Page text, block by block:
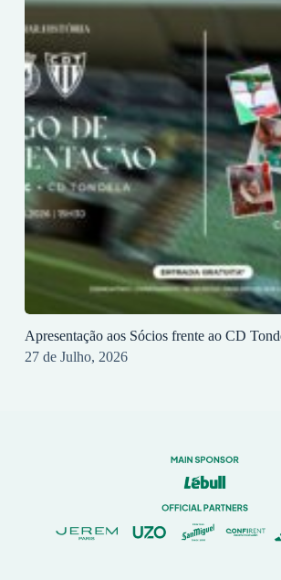
Apresentação aos Sócios frente ao CD
27 de Julho, 2026